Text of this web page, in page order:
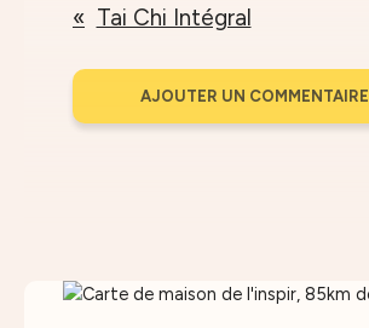
Tai Chi Intégral
AJOUTER UN COMMENTAIRE